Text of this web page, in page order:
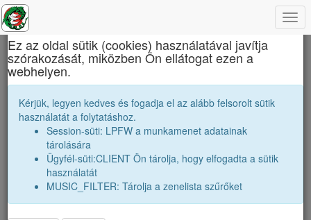
Báthory István Elméleti Líceum
Osztálytársak
Névsor bővítése új véndiákkal
Véndiákok száma:28
nagyobbak |2008 12A 2008 12B
párhuzamos|2009 12B|2009 12C|2009 12D|2009 12K|
kissebbek |2010 12A
×
Ez az oldal sütik (cookies) használatával javítja
szórakozását, miközben Ön ellátogat ezen a
webhelyen.
Kérjük, legyen kedves és fogadja el az alább felsorolt sütik
használatát a folytatáshoz.
Session-süti: LPFW a munkamenet adatainak
tárolására
Ügyfél-süti:CLIENT Ön tárolja, hogy elfogadta a sütik
használatát
MUSIC_FILTER: Tárolja a zenelista szűrőket